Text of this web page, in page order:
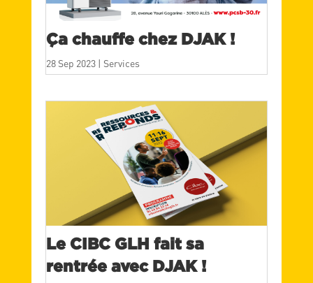
Ça chauffe chez DJAK !
28 Sep 2023| Services
Le CIBC GLH fait sa
rentrée avec DJAK !